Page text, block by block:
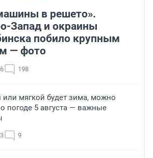
в решето».
Запад и окраины
побило крупным
— фото
198
или мягкой будет зима, можно
погоде 5 августа — важные
9